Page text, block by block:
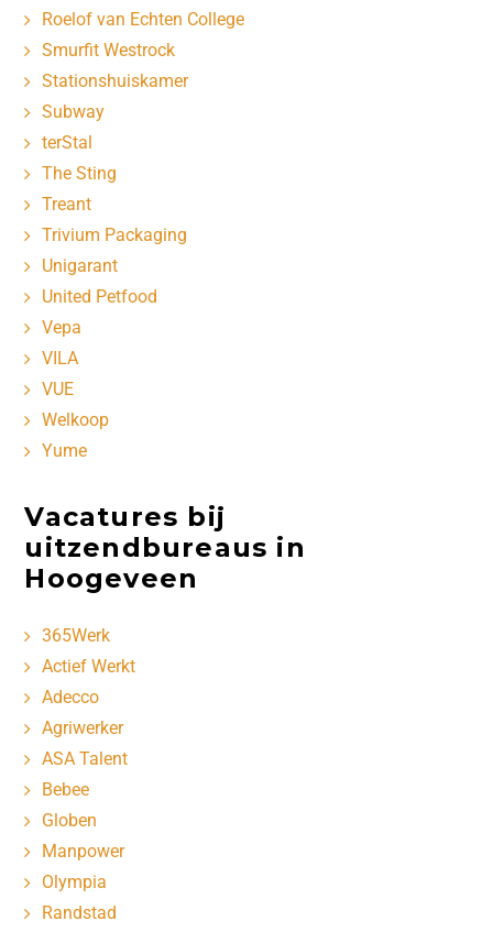
Roelof van Echten College
Smurfit Westrock
Stationshuiskamer
Subway
terStal
The Sting
Treant
Trivium Packaging
Unigarant
United Petfood
Vepa
VILA
VUE
Welkoop
Yume
Vacatures bij
uitzendbureaus in
Hoogeveen
365Werk
Actief Werkt
Adecco
Agriwerker
ASA Talent
Bebee
Globen
Manpower
Olympia
Randstad